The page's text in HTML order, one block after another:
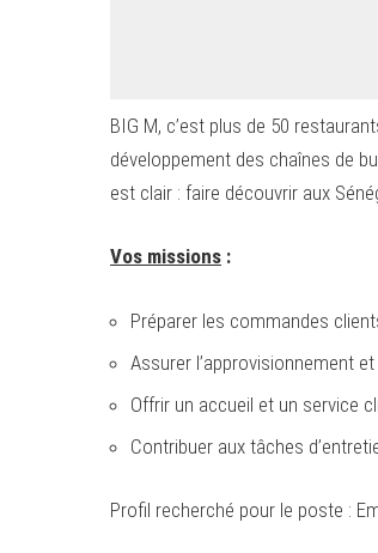
BIG M, c’est plus de 50
développement des chaînes de
est clair : faire découvrir aux
Vos missions :
Préparer les commandes
Assurer l’approvisionnement
Offrir un accueil et un service
Contribuer aux tâches
Profil recherché pour le poste :